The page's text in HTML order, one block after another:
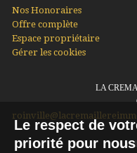
Nos Honoraires
Offre complète
Espace propriétaire
Gérer les cookies
LA
Le respect de
priorité pour nous